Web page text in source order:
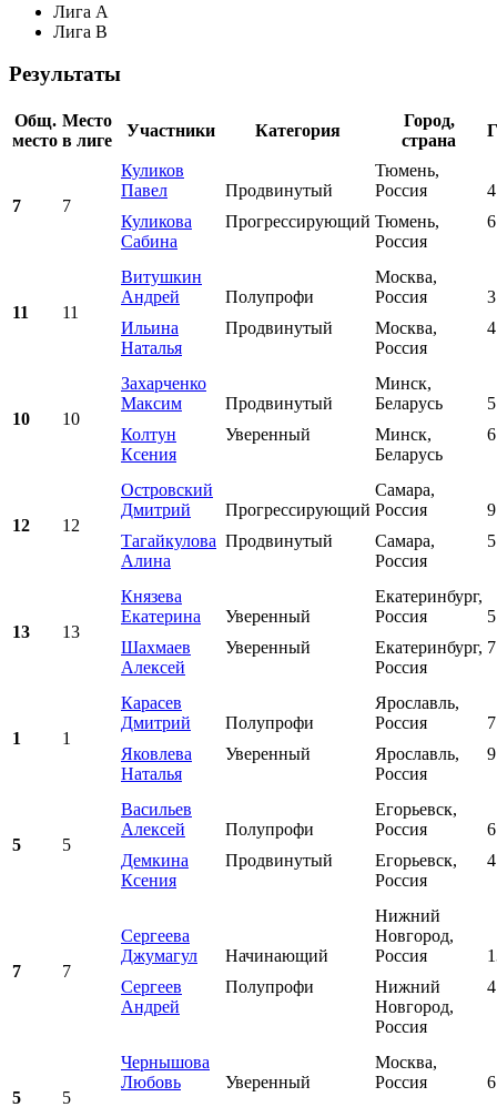
Лига A
Лига B
Результаты
Общ.
место
Место
в лиге
Участники Категория
Город,
страна
7 7
Куликов
Павел
Куликова
Сабина
Продвинутый
Прогрессирующий
Тюмень,
Россия
Тюмень,
Россия
4
6
11 11
Витушкин
Андрей
Ильина
Наталья
Полупрофи
Продвинутый
Москва,
Россия
Москва,
Россия
3
4
10 10
Захарченко
Максим
Колтун
Ксения
Продвинутый
Уверенный
Минск,
Беларусь
Минск,
Беларусь
5
6
12 12
Островский
Дмитрий
Тагайкулова
Алина
Прогрессирующий
Продвинутый
Самара,
Россия
Самара,
Россия
9
5
13 13
Князева
Екатерина
Шахмаев
Алексей
Уверенный
Уверенный
Екатеринбург,
Россия
Екатеринбург,
Россия
5
7
1 1
Карасев
Дмитрий
Яковлева
Наталья
Полупрофи
Уверенный
Ярославль,
Россия
Ярославль,
Россия
7
9
5 5
Васильев
Алексей
Демкина
Ксения
Полупрофи
Продвинутый
Егорьевск,
Россия
Егорьевск,
Россия
6
4
7 7
Сергеева
Джумагул
Сергеев
Андрей
Начинающий
Полупрофи
Нижний
Новгород,
Россия
Нижний
Новгород,
Россия
4
5 5
Чернышова
Любовь
Уверенный
Москва,
Россия
6